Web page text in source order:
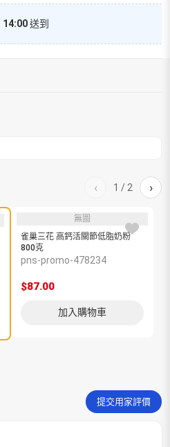
14:00送到
‹ 1 / 2 ›
無圖
雀巢三花 高鈣活關節低脂奶粉
800克
pns-promo-478234
$87.00
加入購物車
提交用家評價